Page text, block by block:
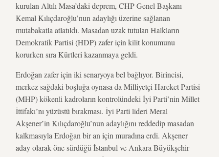
kurulan Altılı Masa’daki deprem, CHP Genel Başkanı
Kemal Kılıçdaroğlu’nun adaylığı üzerine sağlanan
mutabakatla atlatıldı. Masadan uzak tutulan Halkların
Demokratik Partisi (HDP) zafer için kilit konumunu
korurken sıra Kürtleri kazanmaya geldi.
Erdoğan zafer için iki senaryoya bel bağlıyor. Birincisi,
merkez sağdaki boşluğa oynasa da Milliyetçi Hareket Partisi
(MHP) kökenli kadroların kontrolündeki İyi Parti’nin Millet
İttifakı’nı yüzüstü bırakması. İyi Parti lideri Meral
Akşener’in Kılıçdaroğlu’nun adaylığını reddedip masadan
kalkmasıyla Erdoğan bir an için muradına erdi. Akşener
aday olarak öne sürdüğü İstanbul ve Ankara Büyükşehir